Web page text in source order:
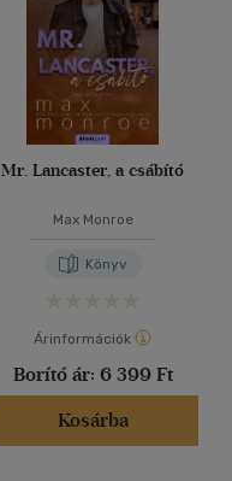
Mr. Lancaster, a csábító
Max Monroe
Könyv
Árinformációk
Borító ár: 6 399 Ft
Kosárba